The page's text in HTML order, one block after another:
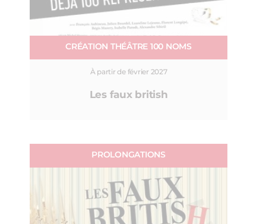
CRÉATION THÉÂTRE 100 NOMS
À partir de février 2027
Les faux british
PROLONGATIONS